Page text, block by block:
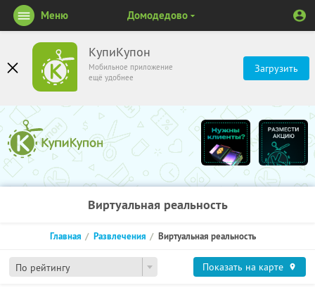
КупиКупон
Мобильное приложение
ещё удобнее
Загрузить
Меню Домодедово
Виртуальная реальность
По рейтингу
Главная Развлечения Виртуальная реальность
Показать на карте